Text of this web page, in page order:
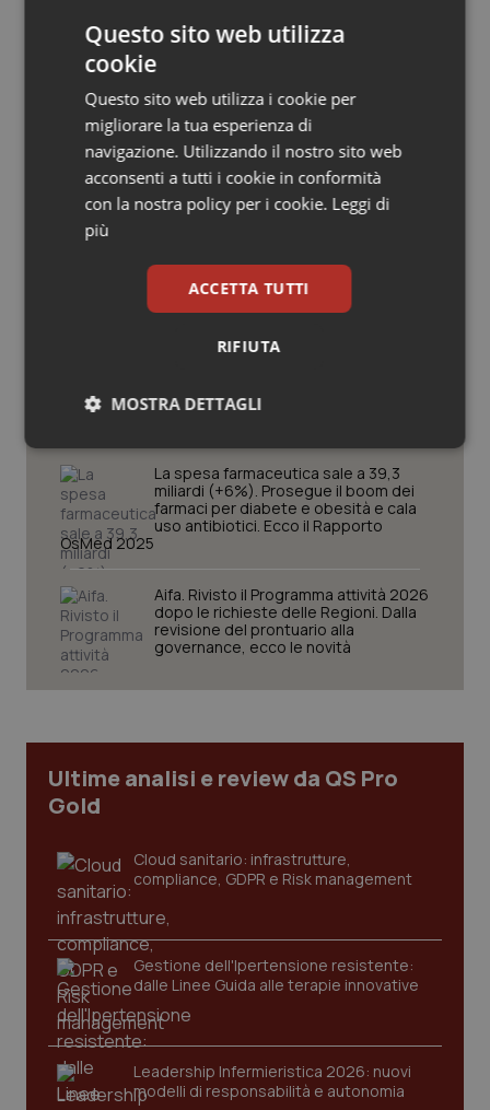
Salute orale & impianti
Tiroide
Tumore al seno
Tumori del Polmone & Testa Collo
Vaccini
Potrebbe interessarti in
Scienza e Farmaci
Ebola in Congo. Oms e Africa Cdc:
“Epidemia più veloce della risposta”.
Quasi 4mila casi e 1.801 morti
allarmismi. Sistema italiano
La spesa farmaceutica sale a 39,3
miliardi (+6%). Prosegue il boom dei
farmaci per diabete e obesità e cala
uso antibiotici. Ecco il Rapporto
OsMed 2025
Aifa. Rivisto il Programma attività 2026
dopo le richieste delle Regioni. Dalla
revisione del prontuario alla
governance, ecco le novità
Ultime analisi e review da QS Pro
Gold
Cloud sanitario: infrastrutture,
compliance, GDPR e Risk management
Gestione dell'Ipertensione resistente:
dalle Linee Guida alle terapie innovative
Leadership Infermieristica 2026: nuovi
modelli di responsabilità e autonomia
Questo sito web utilizza
cookie
Questo sito web utilizza i cookie per
migliorare la tua esperienza di
navigazione. Utilizzando il nostro sito web
acconsenti a tutti i cookie in conformità
con la nostra policy per i cookie. Leggi di
più
ACCETTA TUTTI
RIFIUTA
MOSTRA DETTAGLI
Necessari Statistici Marketing
Necessari Statistici Marketing
I cookie necessari contribuiscono a rendere fruibile il
sito web abilitandone funzionalità di base quali la
Nome
Fornitore/Dominio
VISITOR_PRIVACY_METADATA
YouTube